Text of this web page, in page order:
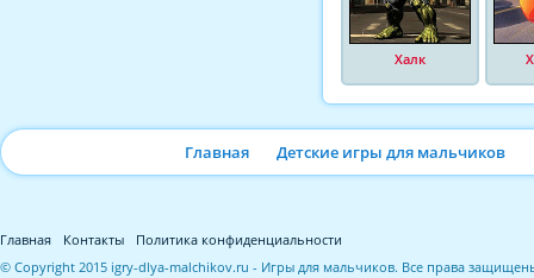
Халк
Главная Детские игры для мальчиков
Главная Контакты
Политика конфиденциальности
© Copyright 2015 igry-dlya-malchikov.ru - Игры для мальчиков. Все права